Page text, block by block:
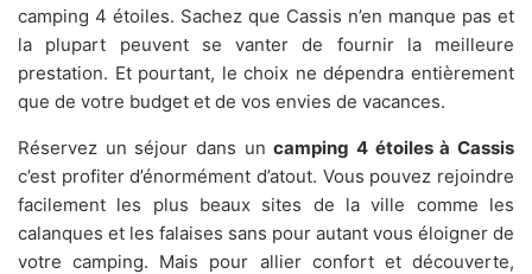
camping 4 étoiles. Sachez que Cassis n’en manque pas et
la plupart peuvent se vanter de fournir la meilleure
prestation. Et pourtant, le choix ne dépendra entièrement
que de votre budget et de vos envies de vacances.
Réservez un séjour dans uncamping 4 étoiles à Cassis
c’est profiter d’énormément d’atout. Vous pouvez rejoindre
facilement les plus beaux sites de la ville comme les
calanques et les falaises sans pour autant vous éloigner de
votre camping. Mais pour allier confort et découverte,